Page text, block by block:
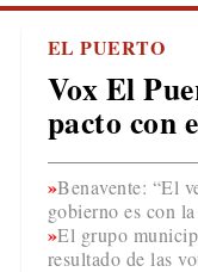
EL PUERTO
Vox El
pacto con
Benavente: “El
gobierno es con
El grupo
resultado de las